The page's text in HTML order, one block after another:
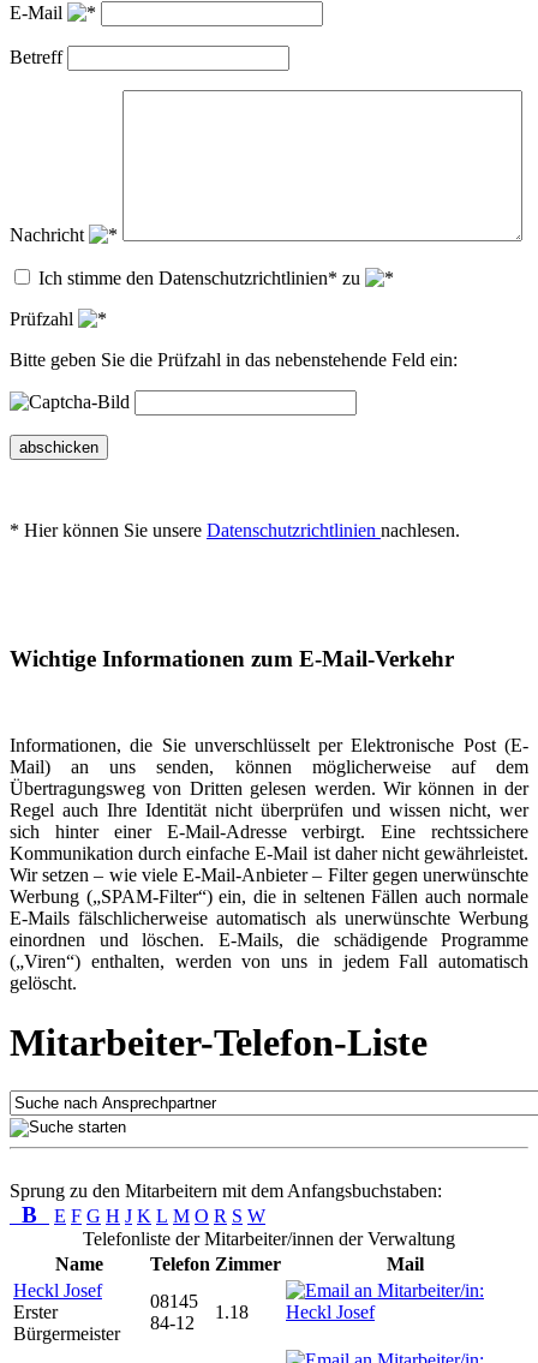
E-Mail
Betreff
Nachricht
Ich stimme den Datenschutzrichtlinien* zu
Prüfzahl
Bitte geben Sie die Prüfzahl in das nebenstehende Feld ein:
abschicken
* Hier können Sie unsere Datenschutzrichtlinien nachlesen.
Wichtige Informationen zum E-Mail-Verkehr
Informationen, die Sie unverschlüsselt per Elektronische Post (E-
Mail) an uns senden, können möglicherweise auf dem
Übertragungsweg von Dritten gelesen werden. Wir können in der
Regel auch Ihre Identität nicht überprüfen und wissen nicht, wer
sich hinter einer E-Mail-Adresse verbirgt. Eine rechtssichere
Kommunikation durch einfache E-Mail ist daher nicht gewährleistet.
Wir setzen – wie viele E-Mail-Anbieter – Filter gegen unerwünschte
Werbung („SPAM-Filter“) ein, die in seltenen Fällen auch normale
E-Mails fälschlicherweise automatisch als unerwünschte Werbung
einordnen und löschen. E-Mails, die schädigende Programme
(„Viren“) enthalten, werden von uns in jedem Fall automatisch
gelöscht.
Mitarbeiter-Telefon-Liste
Sprung zu den Mitarbeitern mit dem Anfangsbuchstaben:
B E F G H J K L M O R S W
Telefonliste der Mitarbeiter/innen der Verwaltung
Name
Telefon Zimmer
Mail
Heckl Josef
Erster
Bürgermeister
08145
84-12
1.18